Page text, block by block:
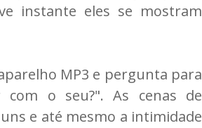
instante eles se mostram
MP3 e pergunta para
o seu?". As cenas de
e até mesmo a intimidade